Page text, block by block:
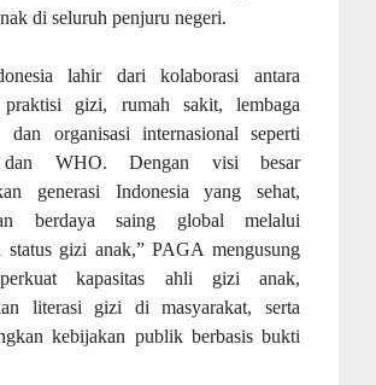
di seluruh penjuru negeri.
lahir dari kolaborasi antara
praktisi gizi, rumah sakit, lembaga
dan organisasi internasional seperti
WHO. Dengan visi besar
generasi Indonesia yang sehat,
berdaya saing global melalui
status gizi anak,” PAGA mengusung
kapasitas ahli gizi anak,
literasi gizi di masyarakat, serta
kebijakan publik berbasis bukti